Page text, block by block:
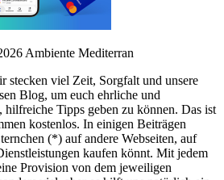
Ambiente Mediterran
viel Zeit, Sorgfalt und unsere
Blog, um euch ehrliche und
hilfreiche Tipps geben zu können. Das ist
kostenlos. In einigen Beiträgen
(*) auf andere Webseiten, auf
kaufen könnt. Mit jedem
Provision von dem jeweiligen